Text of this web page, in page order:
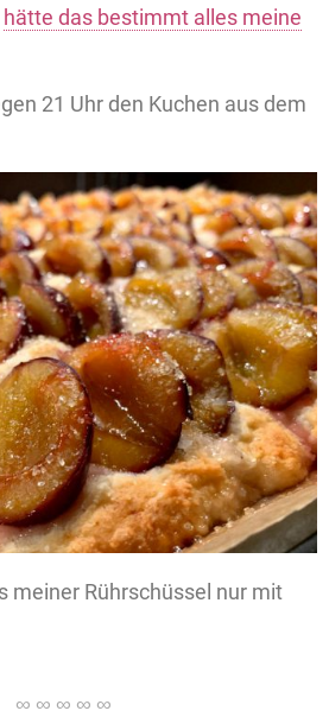
hätte das bestimmt alles meine
21 Uhr den Kuchen aus dem
meiner Rührschüssel nur mit